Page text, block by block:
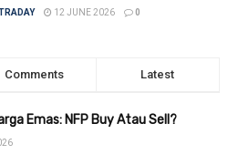
12 JUNE 2026 0
Comments Latest
Emas: NFP Buy Atau Sell?